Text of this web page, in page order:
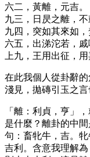
六二，黃離，元吉。
九三，日昃之離，
九四，突如其來如，
六五，出涕沱若，戚
上九，王用出征，
在此我個人從卦辭
淺見，拋磚引玉之
「離：利貞，亨」
是什麼？離卦的中
句：畜牝牛，吉。
吉利。含意我理解